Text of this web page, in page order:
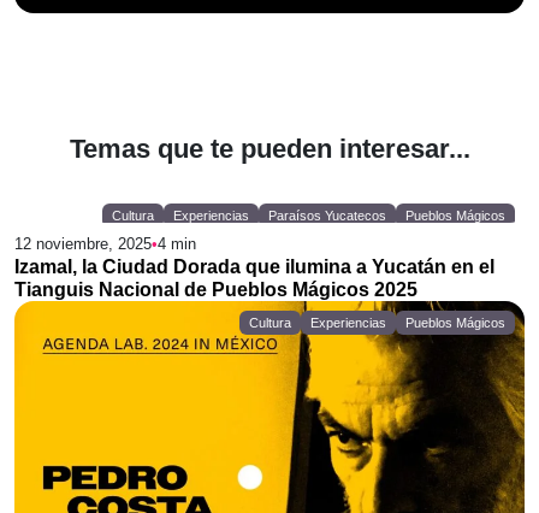
Temas que te pueden interesar...
Cultura Experiencias Paraísos Yucatecos Pueblos Mágicos
12 noviembre, 2025•4 min
Izamal, la Ciudad Dorada que ilumina a Yucatán en el
Tianguis Nacional de Pueblos Mágicos 2025
Cultura Experiencias Pueblos Mágicos